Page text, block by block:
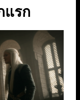
แรก